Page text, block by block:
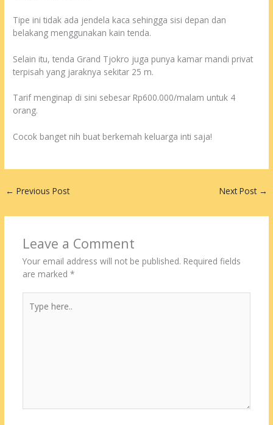
Tipe ini tidak ada jendela kaca sehingga sisi depan dan
belakang menggunakan kain tenda.
Selain itu, tenda Grand Tjokro juga punya kamar mandi privat
terpisah yang jaraknya sekitar 25 m.
Tarif menginap di sini sebesar Rp600.000/malam untuk 4
orang.
Cocok banget nih buat berkemah keluarga inti saja!
← Previous Post Next Post →
Leave a Comment
Your email address will not be published. Required fields
are marked *
here..